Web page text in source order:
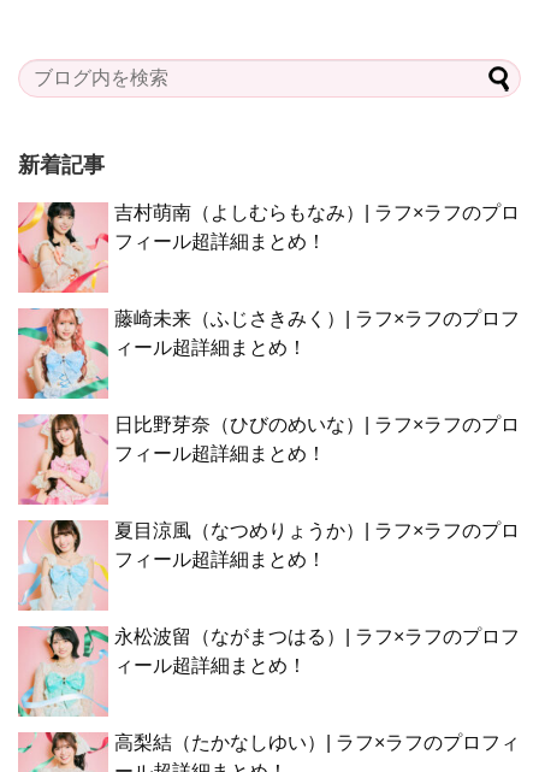
新着記事
吉村萌南（よしむらもなみ）| ラフ×ラフのプロ
フィール超詳細まとめ！
藤崎未来（ふじさきみく）| ラフ×ラフのプロフ
ィール超詳細まとめ！
日比野芽奈（ひびのめいな）| ラフ×ラフのプロ
フィール超詳細まとめ！
夏目涼風（なつめりょうか）| ラフ×ラフのプロ
フィール超詳細まとめ！
永松波留（ながまつはる）| ラフ×ラフのプロフ
ィール超詳細まとめ！
高梨結（たかなしゆい）| ラフ×ラフのプロフィ